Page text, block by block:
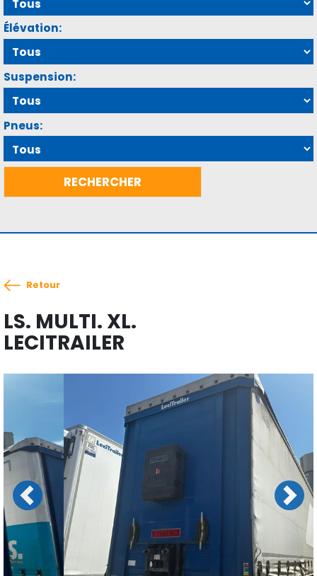
Élévation:
Suspension:
Pneus:
Retour
LS. MULTI. XL.
LECITRAILER
Previous Next